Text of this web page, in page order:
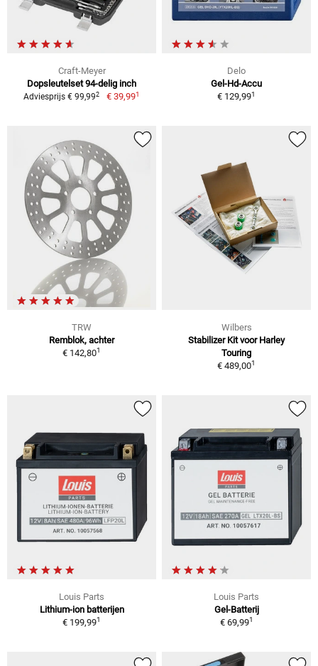
Craft-Meyer
Dopsleutelset 94-delig inch
Adviesprijs € 99,992 € 39,991
Delo
Gel-Hd-Accu
€ 129,991
TRW
Remblok, achter
€ 142,801
Wilbers
Stabilizer Kit voor Harley
Touring
€ 489,001
Louis Parts
Lithium-ion batterijen
€ 199,991
Louis Parts
Gel-Batterij
€ 69,991